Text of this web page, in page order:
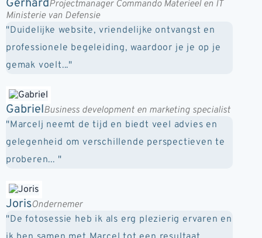
GerhardProjectmanager Commando Materieel en IT
Ministerie van Defensie
"Duidelijke website, vriendelijke ontvangst en
professionele begeleiding, waardoor je je op je
gemak voelt..."
GabrielBusiness development en marketing specialist
"Marcelj neemt de tijd en biedt veel advies en
gelegenheid om verschillende perspectieven te
proberen... "
JorisOndernemer
"De fotosessie heb ik als erg plezierig ervaren en